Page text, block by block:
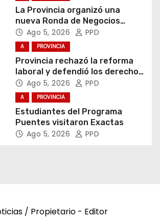
La Provincia organizó una
nueva Ronda de Negocios
Internacional en Luján
Ago 5, 2026 PPD
A PROVINCIA
Provincia rechazó la reforma
laboral y defendió los derechos
de los trabajadores
Ago 5, 2026 PPD
A PROVINCIA
Estudiantes del Programa
Puentes visitaron Exactas
Ago 5, 2026 PPD
/ Propietario - Editor